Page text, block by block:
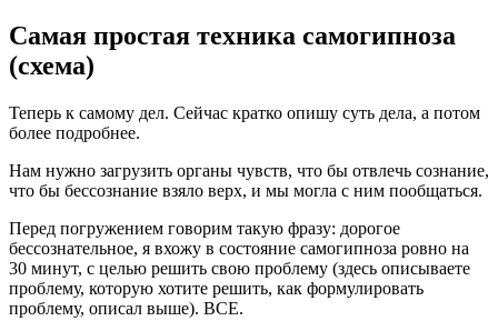
Самая простая техника самогипноза
(схема)
Теперь к самому дел. Сейчас кратко опишу суть дела, а потом
более подробнее.
Нам нужно загрузить органы чувств, что бы отвлечь сознание,
что бы бессознание взяло верх, и мы могла с ним пообщаться.
Перед погружением говорим такую фразу: дорогое
бессознательное, я вхожу в состояние самогипноза ровно на
30 минут, с целью решить свою проблему (здесь описываете
проблему, которую хотите решить, как формулировать
проблему, описал выше). ВСЕ.